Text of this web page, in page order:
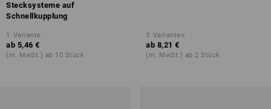
Stecksysteme auf
Schnellkupplung
1 Variante
ab 5,46 €
(m. MwSt.) ab 10 Stück
3 Varianten
ab 8,21 €
(m. MwSt.) ab 2 Stück